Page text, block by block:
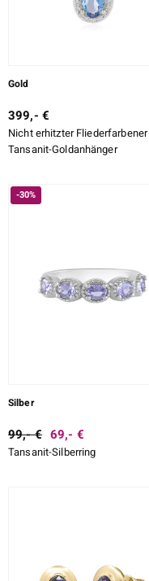
Gold
399,- €
Nicht erhitzter Fliederfarbener
Tansanit-Goldanhänger
-30%
Silber
99,- € 69,- €
Tansanit-Silberring